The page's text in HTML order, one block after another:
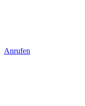
Anrufen